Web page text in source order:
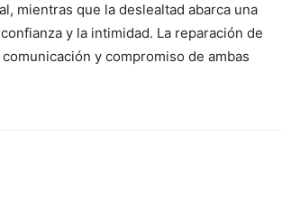
mientras que la deslealtad abarca una
y la intimidad. La reparación de
y compromiso de ambas